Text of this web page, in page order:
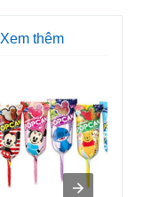
Xem thêm